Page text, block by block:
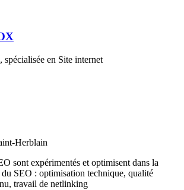
spécialisée en Site internet
Herblain
sont expérimentés et optimisent dans la
SEO : optimisation technique, qualité
travail de netlinking